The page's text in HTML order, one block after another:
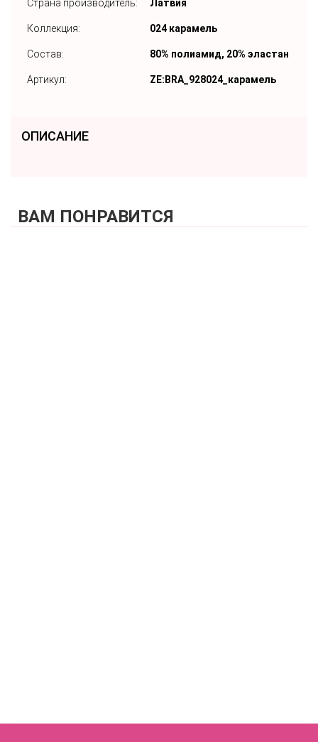
Страна производитель: Латвия
Коллекция: 024 карамель
Состав: 80% полиамид, 20% эластан
Артикул: ZE:BRA_928024_карамель
ОПИСАНИЕ
ВАМ ПОНРАВИТСЯ